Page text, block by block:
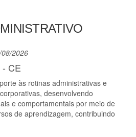
2026
CE
às rotinas administrativas e
desenvolvendo
e comportamentais por meio de
de aprendizagem, contribuindo